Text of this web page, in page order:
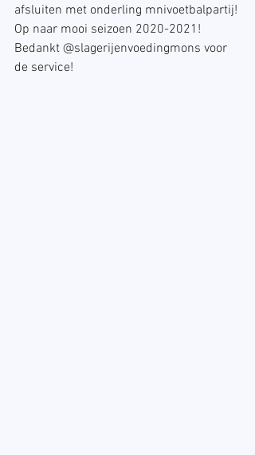
afsluiten met onderling mnivoetbalpartij!
Op naar mooi seizoen 2020-2021!
Bedankt @slagerijenvoedingmons voor
de service!